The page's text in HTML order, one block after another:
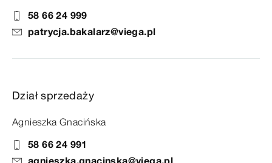
58 66 24 999
patrycja.bakalarz@viega.pl
Dział sprzedaży
Agnieszka Gnacińska
58 66 24 991